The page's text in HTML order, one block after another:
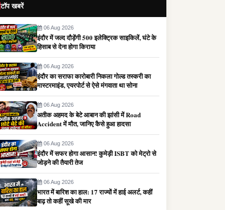
टॉप खबरें
06 Aug 2026
इंदौर में जल्द दौड़ेंगी 500 इलेक्ट्रिक साइकिलें, घंटे के
हिसाब से देना होगा किराया
06 Aug 2026
इंदौर का सराफा कारोबारी निकला गोल्ड तस्करी का
मास्टरमाइंड, एयरपोर्ट से ऐसे मंगवाता था सोना
06 Aug 2026
अतीक अहमद के बेटे आबान की झांसी में Road
Accident में मौत, जानिए कैसे हुआ हादसा
06 Aug 2026
इंदौर में सफर होगा आसान! कुमेड़ी ISBT को मेट्रो से
जोड़ने की तैयारी तेज
06 Aug 2026
भारत में बारिश का हाल: 17 राज्यों में हाई अलर्ट, कहीं
बाढ़ तो कहीं सूखे की मार